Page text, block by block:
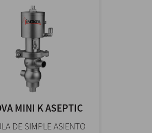
MINI K ASEPTIC
DE SIMPLE ASIENTO